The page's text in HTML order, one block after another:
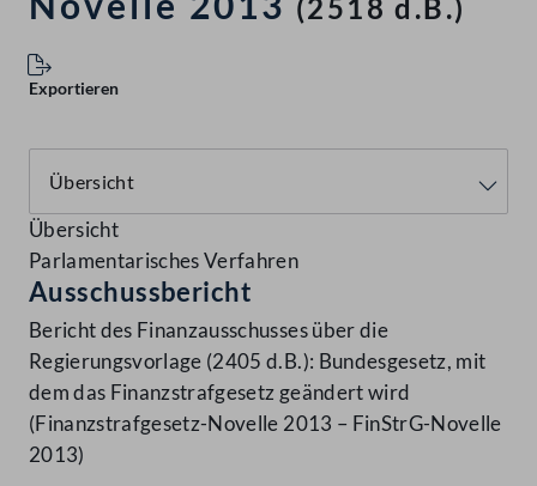
(2518 d.B.)
Exportieren
Übersicht
Parlamentarisches Verfahren
Ausschussbericht
Bericht des Finanzausschusses über die
Regierungsvorlage (2405 d.B.): Bundesgesetz, mit
dem das Finanzstrafgesetz geändert wird
(Finanzstrafgesetz-Novelle 2013 – FinStrG-Novelle
2013)